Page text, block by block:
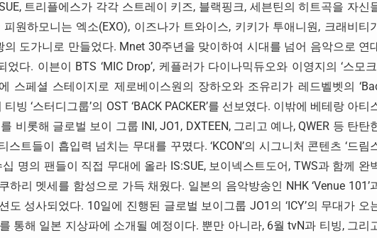
트리플에스가 각각 스트레이 키즈, 블랙핑크, 세븐틴의 히트곡을 자신
원하모니는 엑소(EXO), 이즈나가 트와이스, 키키가 투애니원, 크래비티
도가니로 만들었다. Mnet 30주년을 맞이하여 시대를 넘어 음악으로 연
었다. 이븐이 BTS ‘MIC Drop’, 케플러가 다이나믹듀오와 이영지의 ‘스모크
스페셜 스테이지로 제로베이스원의 장하오와 조유리가 레드벨벳의
빙 ‘스터디그룹’의 OST ‘BACK PACKER’를 선보였다. 이밖에 베테랑 아티
비롯해 글로벌 보이 그룹 INI, JO1, DXTEEN, 그리고 예나, QWER 등 탄탄
트들이 흡입력 넘치는 무대를 꾸몄다. ‘KCON’의 시그니처 콘텐츠 ‘드림
명의 팬들이 직접 무대에 올라 IS:SUE, 보이넥스트도어, TWS과 함께 완
리 멧세를 함성으로 가득 채웠다. 일본의 음악방송인 NHK ‘Venue 101’
도 성사되었다. 10일에 진행된 글로벌 보이그룹 JO1의 ‘ICY’의 무대가 오
통해 일본 지상파에 소개될 예정이다. 뿐만 아니라, 6월 tvN과 티빙, 그리